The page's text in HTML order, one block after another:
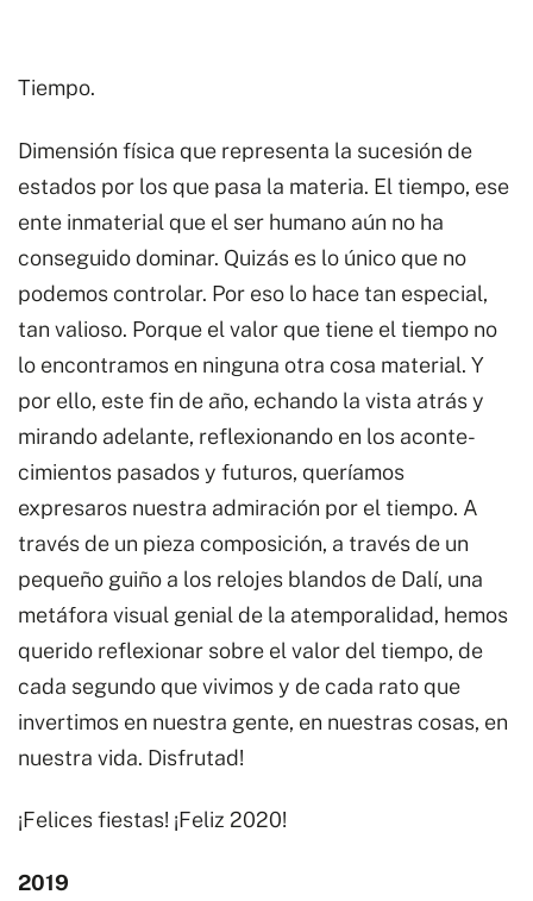
Tiempo.
Dimensión física que representa la sucesión de
estados por los que pasa la materia. El tiempo, ese
ente inmaterial que el ser humano aún no ha
conseguido dominar. Quizás es lo único que no
podemos controlar. Por eso lo hace tan especial,
tan valioso. Porque el valor que tiene el tiempo no
lo encontramos en ninguna otra cosa material. Y
por ello, este fin de año, echando la vista atrás y
mirando adelante, reflexionando en los aconte-
cimientos pasados y futuros, queríamos
expresaros nuestra admiración por el tiempo. A
través de un pieza composición, a través de un
pequeño guiño a los relojes blandos de Dalí, una
metáfora visual genial de la atemporalidad, hemos
querido reflexionar sobre el valor del tiempo, de
cada segundo que vivimos y de cada rato que
invertimos en nuestra gente, en nuestras cosas, en
nuestra vida. Disfrutad!
¡Felices fiestas! ¡Feliz 2020!
2019